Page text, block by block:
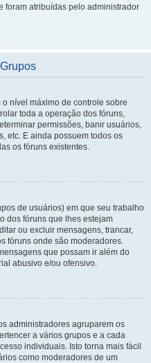
foram atribuídas pelo administrador
nível máximo de controle sobre
toda a operação dos fóruns,
permissões, banir usuários,
etc. E ainda possuem todos os
os fóruns existentes.
de usuários) em que seu trabalho
dos fóruns que lhes estejam
ou excluir mensagens, trancar,
fóruns onde são moderadores.
que possam ir além do
abusivo e/ou ofensivo.
administradores agruparem os
a vários grupos e a cada
individuais. Isto torna mais fácil
como moderadores de um